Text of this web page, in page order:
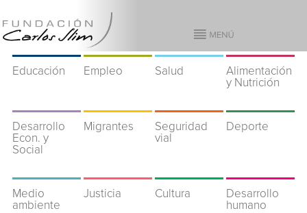
Educación Empleo Salud
Alimentación
y Nutrición
Desarrollo
Econ. y
Social
Migrantes
Seguridad
vial
Deporte
Medio
ambiente
Justicia Cultura
Desarrollo
humano